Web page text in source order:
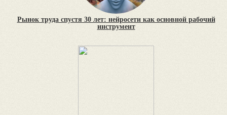
Рынок труда спустя 30 лет: нейросети как основной рабочий
инструмент